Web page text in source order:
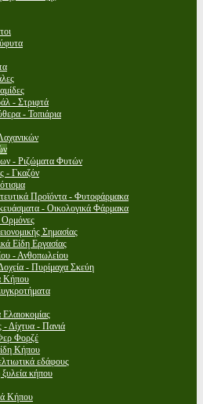
- Στριφτά
- Τοπιάρια
- Ριζώματα Φυτών
- Γκαζόν
Προϊόντα - Φυτοφάρμακα
- Οικολογικά Φάρμακα
Σημασίας
Είδη Εργασίας
- Ανθοπωλείου
- Πυρίμαχα Σκεύη
Κήπου
Δίχτυα - Πανιά
Φορζέ
Κήπου
εδάφους
κήπου
Κήπου